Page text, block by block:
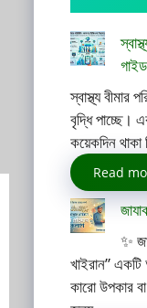
স্বাস্থ্য বীমার
বৃদ্ধি পাচ্ছে।
কয়েকদিন থাকা
Read
✨
খাইরান”
কারো উপকার